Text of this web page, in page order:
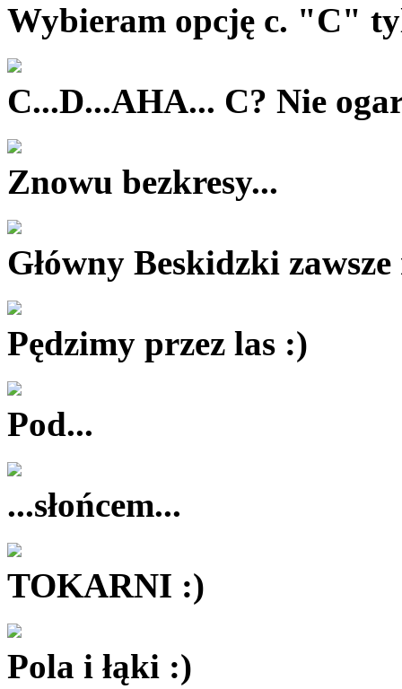
Wybieram opcję c. "C"
C...D...AHA... C? Nie
Znowu bezkresy...
Główny Beskidzki
Pędzimy przez las :)
Pod...
...słońcem...
TOKARNI :)
Pola i łąki :)